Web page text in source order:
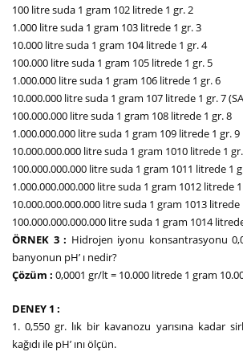
100 litre suda 1 gram 102 litrede 1 gr. 2
1.000 litre suda 1 gram 103 litrede 1 gr. 3
10.000 litre suda 1 gram 104 litrede 1 gr. 4
100.000 litre suda 1 gram 105 litrede 1 gr. 5
1.000.000 litre suda 1 gram 106 litrede 1 gr. 6
10.000.000 litre suda 1 gram 107 litrede 1 gr. 7
100.000.000 litre suda 1 gram 108 litrede 1 gr. 8
1.000.000.000 litre suda 1 gram 109 litrede 1 gr. 9
10.000.000.000 litre suda 1 gram 1010 litrede 1
100.000.000.000 litre suda 1 gram 1011 litrede 1
1.000.000.000.000 litre suda 1 gram 1012 litrede
10.000.000.000.000 litre suda 1 gram 1013 litrede
100.000.000.000.000 litre suda 1 gram 1014
ÖRNEK 3 : Hidrojen iyonu konsantrasyonu
banyonun pH’ ı nedir?
Çözüm : 0,0001 gr/lt = 10.000 litrede 1 gram
DENEY 1 :
1. 0,550 gr. lık bir kavanozu yarısına kadar
kağıdı ile pH’ ını ölçün.